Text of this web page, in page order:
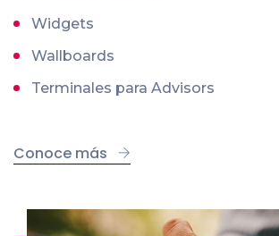
Widgets
Wallboards
Terminales para Advisors
Conoce más